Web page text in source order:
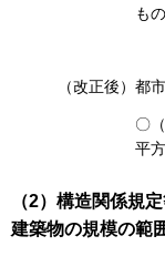
もの
（改正後）都
〇
平
（2）構造関係規
建築物の規模の範